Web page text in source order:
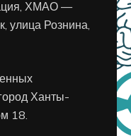
ХМАО —
улица Рознина,
Ханты-
18.